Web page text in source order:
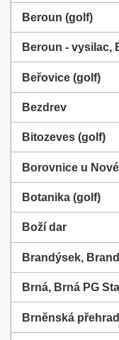
Beroun (golf)
Beroun - vysilac,
Beřovice (golf)
Bezdrev
Bitozeves (golf)
Borovnice u
Botanika (golf)
Boží dar
Brandýsek,
Brná, Brná PG
Brněnská